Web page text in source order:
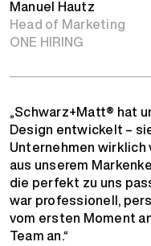
Manuel Hautz
Head of Marketing
ONE HIRING
„Schwarz+Matt® hat
Design entwickelt –
Unternehmen
aus unserem
die perfekt zu uns
war professionell,
vom ersten Moment
Team an.“